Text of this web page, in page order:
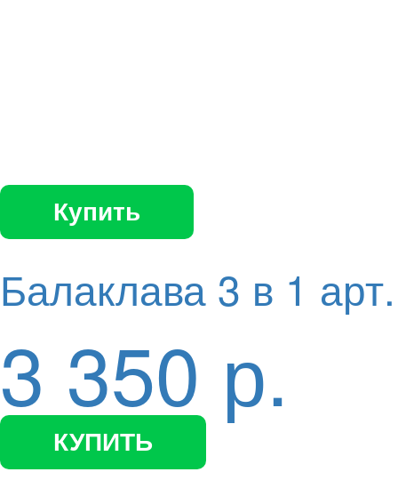
Купить
Балаклава 3 в 1
3 350 р.
КУПИТЬ